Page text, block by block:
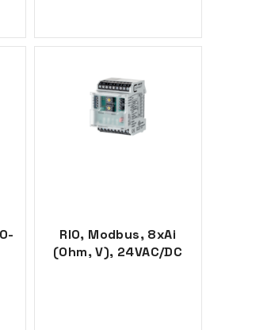
RIO, Modbus, 8xAi
(Ohm, V), 24VAC/DC